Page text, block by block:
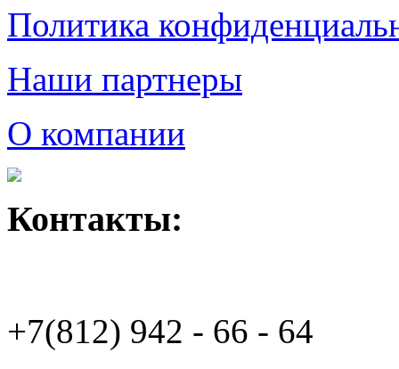
Политика
Наши партнеры
О компании
Контакты:
+7(812) 942 - 66 - 64